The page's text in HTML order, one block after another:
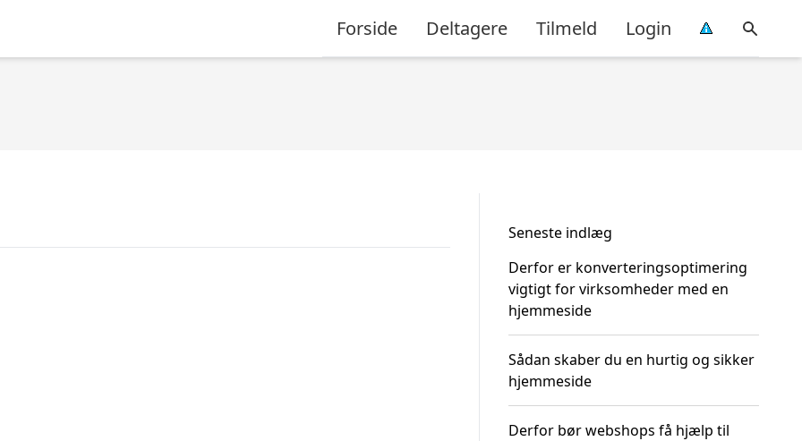
Forside Deltagere Tilmeld Login
Seneste indlæg
Derfor er konverteringsoptimering
vigtigt for virksomheder med en
hjemmeside
Sådan skaber du en hurtig og sikker
hjemmeside
Derfor bør webshops få hjælp til